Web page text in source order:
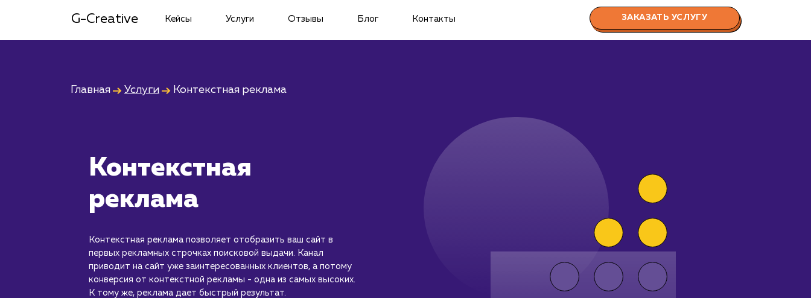
G-Creative Кейсы Услуги Отзывы Блог Контакты ЗАКАЗАТЬ УСЛУГУ
Главная Услуги Контекстная реклама
Контекстная
реклама
Контекстная реклама позволяет отобразить ваш сайт в
первых рекламных строчках поисковой выдачи. Канал
приводит на сайт уже заинтересованных клиентов, а потому
конверсия от контекстной рекламы - одна из самых высоких.
К тому же, реклама дает быстрый результат.